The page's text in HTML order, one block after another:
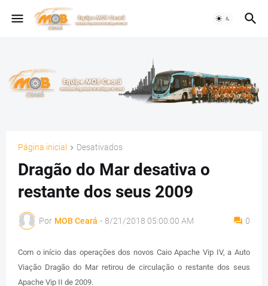
Página inicial Desativados
Dragão do Mar desativa o
restante dos seus 2009
Por MOB Ceará - 8/21/2018 05:00:00 AM 0
Com o início das operações dos novos Caio Apache Vip IV, a Auto
Viação Dragão do Mar retirou de circulação o restante dos seus
Apache Vip II de 2009.